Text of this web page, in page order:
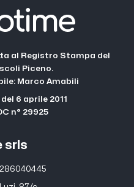
al Registro Stampa del
Piceno.
Marco Amabili
6 aprile 2011
n° 29925
srls